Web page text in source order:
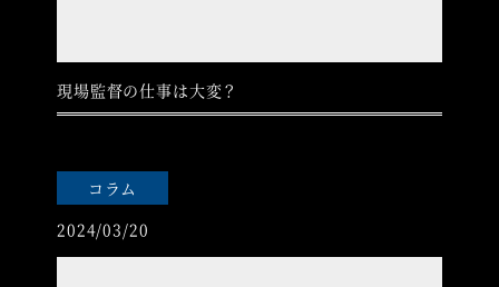
現場監督の仕事は大変？
コラム
2024/03/20